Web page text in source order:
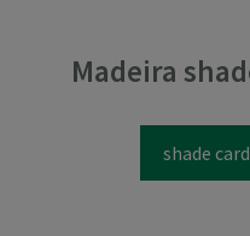
Madeira
shade